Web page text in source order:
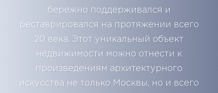
бережно поддерживался и
реставрировался на протяжении всего
20 века. Этот уникальный объект
недвижимости можно отнести к
произведениям архитектурного
искусства не только Москвы, но и всего